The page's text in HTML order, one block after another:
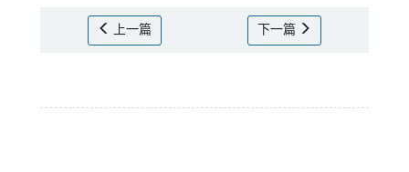
上一篇 下一篇